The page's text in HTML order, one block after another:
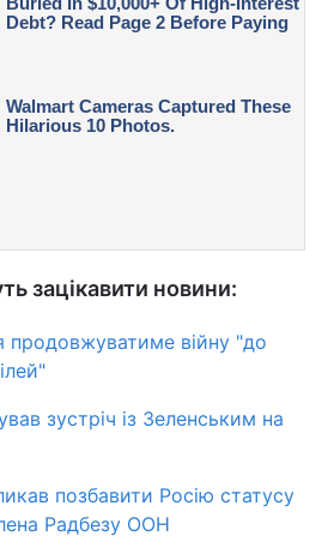
зацікавити новини:
продовжуватиме війну "до
зустріч із Зеленським на
позбавити Росію статусу
Радбезу ООН